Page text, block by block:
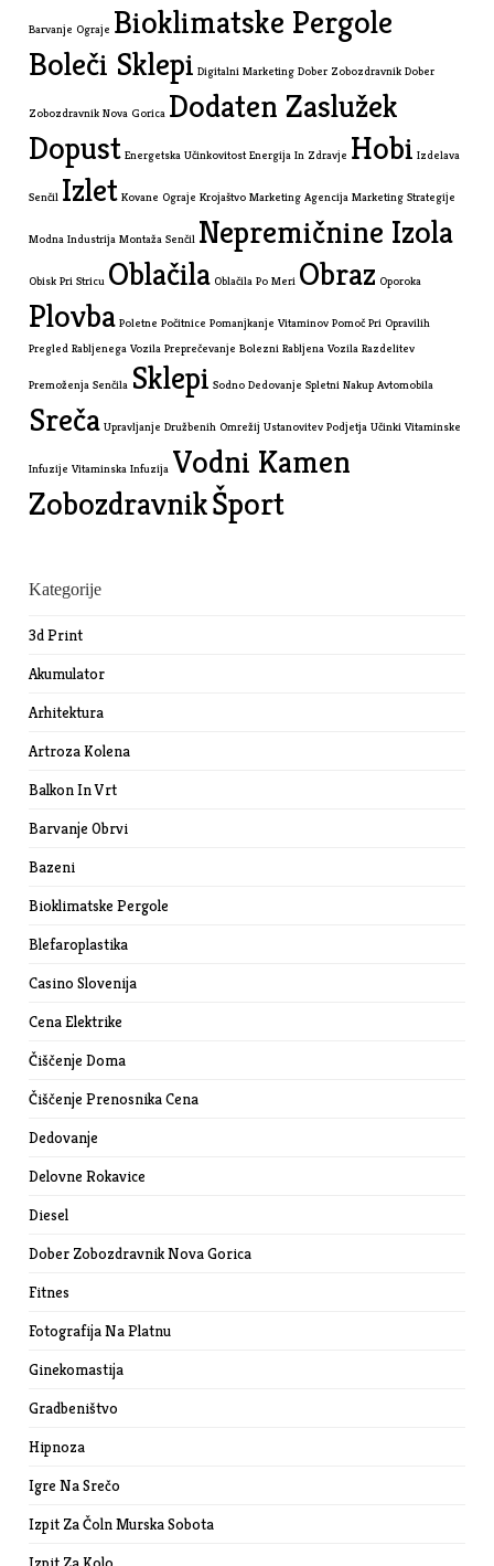
Barvanje Ograje Bioklimatske Pergole
Boleči Sklepi Digitalni Marketing Dober Zobozdravnik Dober
Zobozdravnik Nova Gorica Dodaten Zaslužek
Dopust Energetska Učinkovitost Energija In Zdravje Hobi Izdelava
Senčil Izlet Kovane Ograje Krojaštvo Marketing Agencija Marketing Strategije
Modna Industrija Montaža Senčil Nepremičnine Izola
Obisk Pri Stricu Oblačila Oblačila Po Meri Obraz Oporoka
Plovba Poletne Počitnice Pomanjkanje Vitaminov Pomoč Pri Opravilih
Pregled Rabljenega Vozila Preprečevanje Bolezni Rabljena Vozila Razdelitev
Premoženja Senčila Sklepi Sodno Dedovanje Spletni Nakup Avtomobila
Sreča Upravljanje Družbenih Omrežij Ustanovitev Podjetja Učinki Vitaminske
Infuzije Vitaminska Infuzija Vodni Kamen
ZobozdravnikŠport
Kategorije
3d Print
Akumulator
Arhitektura
Artroza Kolena
Balkon In Vrt
Barvanje Obrvi
Bazeni
Bioklimatske Pergole
Blefaroplastika
Casino Slovenija
Cena Elektrike
Čiščenje Doma
Čiščenje Prenosnika Cena
Dedovanje
Delovne Rokavice
Diesel
Dober Zobozdravnik Nova Gorica
Fitnes
Fotografija Na Platnu
Ginekomastija
Gradbeništvo
Hipnoza
Igre Na Srečo
Izpit Za Čoln Murska Sobota